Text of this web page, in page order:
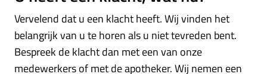
Vervelend dat u een klacht heeft. Wij vinden het
belangrijk van u te horen als u niet tevreden bent.
Bespreek de klacht dan met een van onze
medewerkers of met de apotheker. Wij nemen een